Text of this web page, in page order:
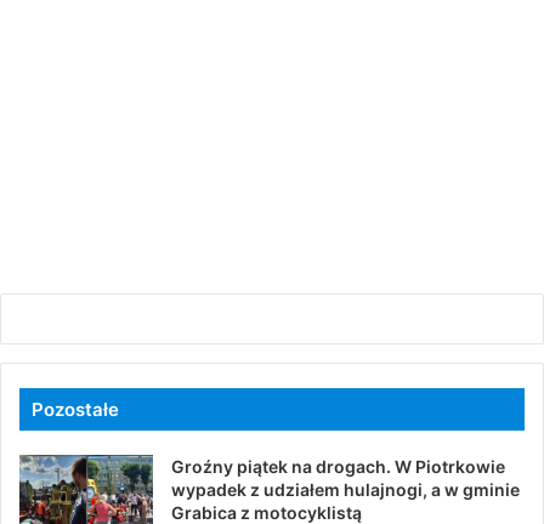
Pozostałe
Groźny piątek na drogach. W Piotrkowie
wypadek z udziałem hulajnogi, a w gminie
Grabica z motocyklistą